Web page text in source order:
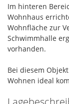
Im hinteren
Wohnhaus
Wohnfläche zur
Schwimmhalle
vorhanden.
Bei diesem
Wohnen ideal